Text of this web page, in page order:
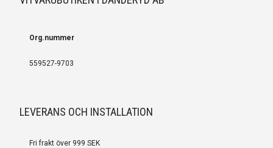
Org.nummer
559527-9703
LEVERANS OCH INSTALLATION
Fri frakt över 999 SEK